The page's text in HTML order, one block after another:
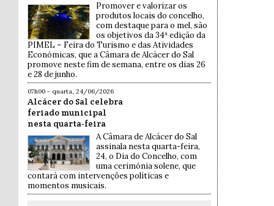
Promover e valorizar os
produtos locais do concelho,
com destaque para o mel, são
os objetivos da 34ª edição da
PIMEL – Feira do Turismo e das Atividades
Económicas, que a Câmara de Alcácer do Sal
promove neste fim de semana, entre os dias 26
e 28 de junho.
07h00 - quarta, 24/06/2026
Alcácer do Sal celebra
feriado municipal
nesta quarta-feira
A Câmara de Alcácer do Sal
assinala nesta quarta-feira,
24, o Dia do Concelho, com
uma cerimónia solene, que
contará com intervenções políticas e
momentos musicais.